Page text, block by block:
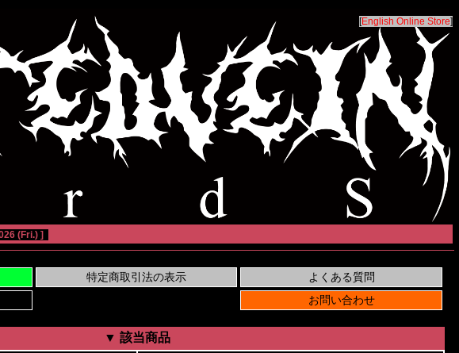
[English Online Store]
(Fri.) ]
▼ 該当商品